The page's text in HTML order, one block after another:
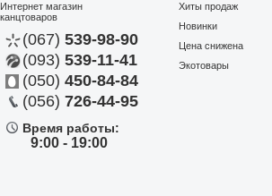
Интернет магазин
канцтоваров
(067) 539-98-90
(093) 539-11-41
(050) 450-84-84
(056) 726-44-95
Время работы:
9:00 - 19:00
Хиты продаж
Новинки
Цена снижена
Экотовары